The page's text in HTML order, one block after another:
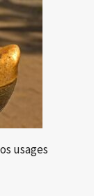
usages